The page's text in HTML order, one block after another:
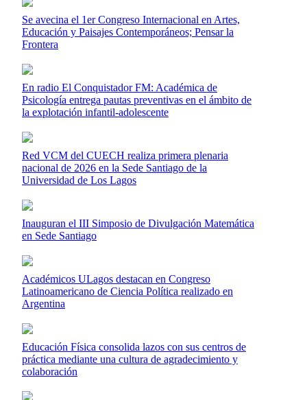
Se avecina el 1er Congreso Internacional en Artes,
Educación y Paisajes Contemporáneos; Pensar la
Frontera
En radio El Conquistador FM: Académica de
Psicología entrega pautas preventivas en el ámbito de
la explotación infantil-adolescente
Red VCM del CUECH realiza primera plenaria
nacional de 2026 en la Sede Santiago de la
Universidad de Los Lagos
Inauguran el III Simposio de Divulgación Matemática
en Sede Santiago
Académicos ULagos destacan en Congreso
Latinoamericano de Ciencia Política realizado en
Argentina
Educación Física consolida lazos con sus centros de
práctica mediante una cultura de agradecimiento y
colaboración